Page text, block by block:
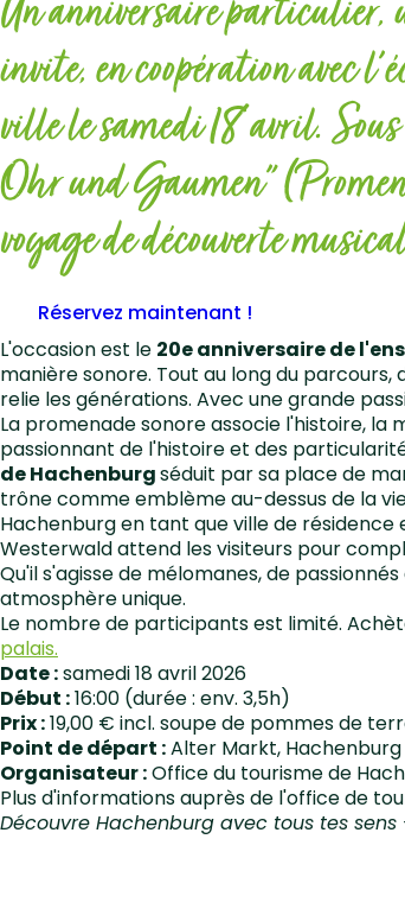
Un anniversaire particulier,
invite, en coopération avec
ville le samedi 18 avril.
Ohr und Gaumen"
voyage de découverte
Réservez maintenant !
L'occasion est le 20e anniversaire de
manière sonore. Tout au long du
relie les générations. Avec une grande
La promenade sonore associe l'histoire, la
passionnant de l'histoire et des
de Hachenburgséduit par sa place de
trône comme emblème au-dessus de la
Hachenburg en tant que ville de
Westerwald attend les visiteurs pour
Qu'il s'agisse de mélomanes, de
atmosphère unique.
Le nombre de participants est limité.
palais.
Date :samedi 18 avril 2026
Début :16:00 (durée : env. 3,5h)
Prix :19,00 € incl. soupe de pommes de
Point de départ :Alter Markt, Hachenburg
Organisateur :Office du tourisme de
Plus d'informations auprès de l'office de
Découvre Hachenburg avec tous tes